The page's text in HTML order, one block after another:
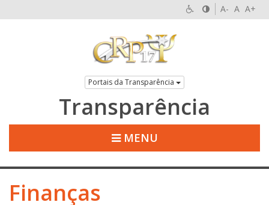
A- A A+
Portais da Transparência
Transparência
MENU
Finanças